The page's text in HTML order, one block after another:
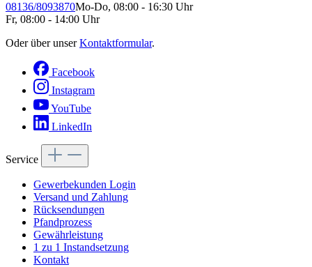
08136/8093870Mo-Do, 08:00 - 16:30 Uhr
Fr, 08:00 - 14:00 Uhr
Oder über unserKontaktformular.
Facebook
Instagram
YouTube
LinkedIn
Service
Gewerbekunden Login
Versand und Zahlung
Rücksendungen
Pfandprozess
Gewährleistung
1 zu 1 Instandsetzung
Kontakt